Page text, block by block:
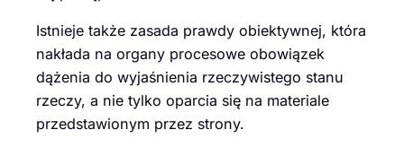
Istnieje także zasada prawdy obiektywnej, która
nakłada na organy procesowe obowiązek
dążenia do wyjaśnienia rzeczywistego stanu
rzeczy, a nie tylko oparcia się na materiale
przedstawionym przez strony.